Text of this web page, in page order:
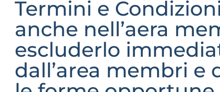
Termini e
anche nell’aera
escluderlo
dall’area membri e